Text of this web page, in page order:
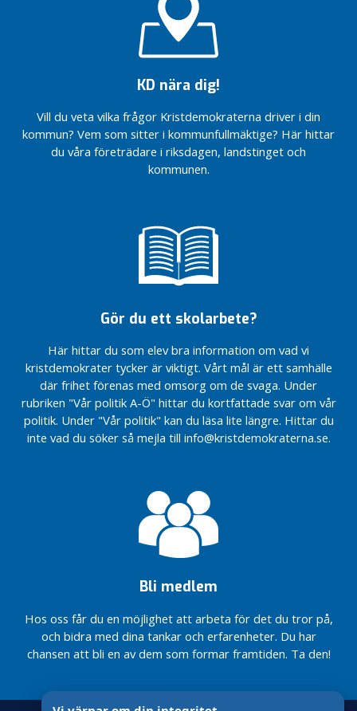
KD nära dig!
Vill du veta vilka frågor Kristdemokraterna driver i din
kommun? Vem som sitter i kommunfullmäktige? Här hittar
du våra företrädare i riksdagen, landstinget och
kommunen.
Gör du ett skolarbete?
Här hittar du som elev bra information om vad vi
kristdemokrater tycker är viktigt. Vårt mål är ett samhälle
där frihet förenas med omsorg om de svaga. Under
rubriken "Vår politik A-Ö" hittar du kortfattade svar om vår
politik. Under "Vår politik" kan du läsa lite längre. Hittar du
inte vad du söker så mejla till info@kristdemokraterna.se.
Bli medlem
Hos oss får du en möjlighet att arbeta för det du tror på,
och bidra med dina tankar och erfarenheter. Du har
chansen att bli en av dem som formar framtiden. Ta den!